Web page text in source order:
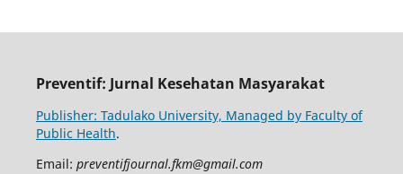
Preventif: Jurnal Kesehatan Masyarakat
Publisher: Tadulako University, Managed by Faculty of
Public Health.
Email: preventifjournal.fkm@gmail.com